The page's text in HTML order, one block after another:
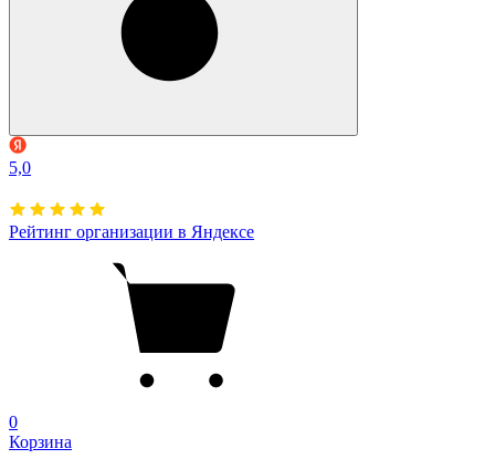
5,0
Рейтинг организации в Яндексе
0
Корзина